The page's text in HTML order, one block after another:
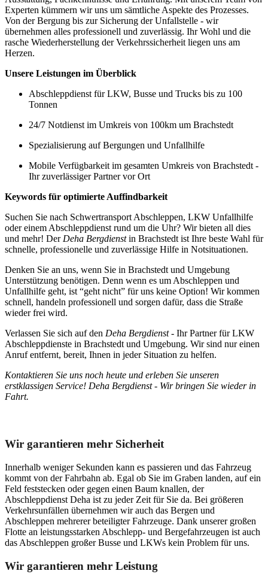
Experten kümmern wir uns um sämtliche Aspekte des Prozesses.
Von der Bergung bis zur Sicherung der Unfallstelle - wir
übernehmen alles professionell und zuverlässig. Ihr Wohl und die
rasche Wiederherstellung der Verkehrssicherheit liegen uns am
Herzen.
Unsere Leistungen im Überblick
Abschleppdienst für LKW, Busse und Trucks bis zu 100
Tonnen
24/7 Notdienst im Umkreis von 100km um Brachstedt
Spezialisierung auf Bergungen und Unfallhilfe
Mobile Verfügbarkeit im gesamten Umkreis von Brachstedt -
Ihr zuverlässiger Partner vor Ort
Keywords für optimierte Auffindbarkeit
Suchen Sie nach Schwertransport Abschleppen, LKW Unfallhilfe
oder einem Abschleppdienst rund um die Uhr? Wir bieten all dies
und mehr! Der Deha Bergdienstin Brachstedt ist Ihre beste Wahl für
schnelle, professionelle und zuverlässige Hilfe in Notsituationen.
Denken Sie an uns, wenn Sie in Brachstedt und Umgebung
Unterstützung benötigen. Denn wenn es um Abschleppen und
Unfallhilfe geht, ist “geht nicht” für uns keine Option! Wir kommen
schnell, handeln professionell und sorgen dafür, dass die Straße
wieder frei wird.
Verlassen Sie sich auf den Deha Bergdienst- Ihr Partner für LKW
Abschleppdienste in Brachstedt und Umgebung. Wir sind nur einen
Anruf entfernt, bereit, Ihnen in jeder Situation zu helfen.
Kontaktieren Sie uns noch heute und erleben Sie unseren
erstklassigen Service! Deha Bergdienst - Wir bringen Sie wieder in
Fahrt.
Wir garantieren mehr Sicherheit
Innerhalb weniger Sekunden kann es passieren und das Fahrzeug
kommt von der Fahrbahn ab. Egal ob Sie im Graben landen, auf ein
Feld feststecken oder gegen einen Baum knallen, der
Abschleppdienst Deha ist zu jeder Zeit für Sie da. Bei größeren
Verkehrsunfällen übernehmen wir auch das Bergen und
Abschleppen mehrerer beteiligter Fahrzeuge. Dank unserer großen
Flotte an leistungsstarken Abschlepp- und Bergefahrzeugen ist auch
das Abschleppen großer Busse und LKWs kein Problem für uns.
Wir garantieren mehr Leistung